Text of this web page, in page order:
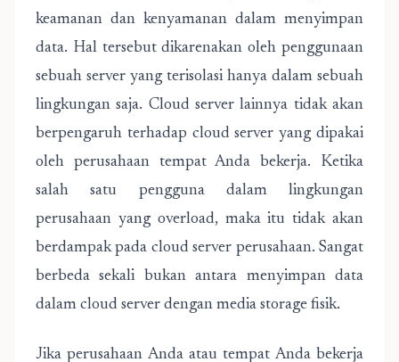
keamanan dan kenyamanan dalam menyimpan
data. Hal tersebut dikarenakan oleh penggunaan
sebuah server yang terisolasi hanya dalam sebuah
lingkungan saja. Cloud server lainnya tidak akan
berpengaruh terhadap cloud server yang dipakai
oleh perusahaan tempat Anda bekerja. Ketika
salah satu pengguna dalam lingkungan
perusahaan yang overload, maka itu tidak akan
berdampak pada cloud server perusahaan. Sangat
berbeda sekali bukan antara menyimpan data
dalam cloud server dengan media storage fisik.
Jika perusahaan Anda atau tempat Anda bekerja